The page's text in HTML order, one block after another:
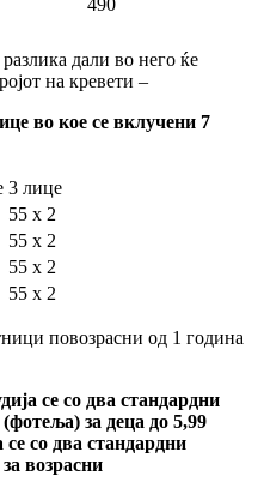
490
дали во него ќе
на кревети –
во кое се вклучени 7
3 лице
55 x 2
55 x 2
55 x 2
55 x 2
повозрасни од 1 година
се со два стандардни
за деца до 5,99
се со два стандардни
возрасни